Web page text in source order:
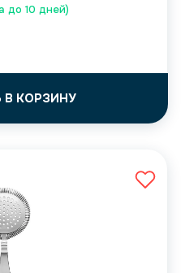
до 10 дней)
КОРЗИНУ